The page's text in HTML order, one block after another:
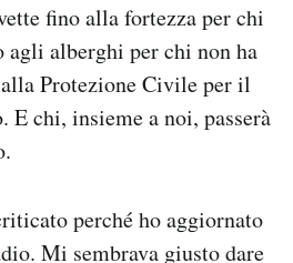
fino alla fortezza per chi
agli alberghi per chi non ha
Protezione Civile per il
E chi, insieme a noi, passerà
perché ho aggiornato
Mi sembrava giusto dare